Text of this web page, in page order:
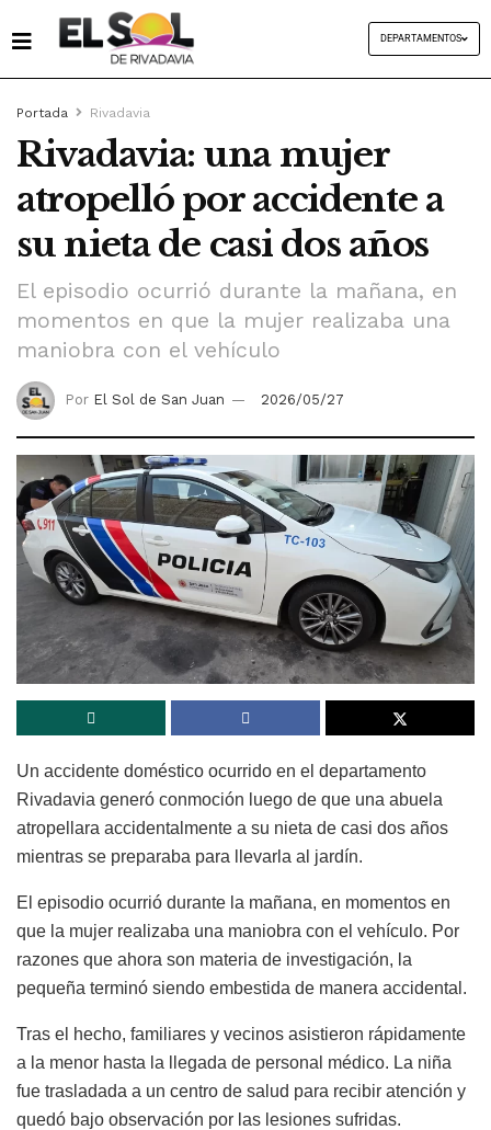
DEPARTAMENTOS
Portada Rivadavia
Rivadavia: una mujer
atropelló por accidente a
su nieta de casi dos años
El episodio ocurrió durante la mañana, en
momentos en que la mujer realizaba una
maniobra con el vehículo
Por El Sol de San Juan 2026/05/27
Un accidente doméstico ocurrido en el departamento
Rivadavia generó conmoción luego de que una abuela
atropellara accidentalmente a su nieta de casi dos años
mientras se preparaba para llevarla al jardín.
El episodio ocurrió durante la mañana, en momentos en
que la mujer realizaba una maniobra con el vehículo. Por
razones que ahora son materia de investigación, la
pequeña terminó siendo embestida de manera accidental.
Tras el hecho, familiares y vecinos asistieron rápidamente
a la menor hasta la llegada de personal médico. La niña
fue trasladada a un centro de salud para recibir atención y
quedó bajo observación por las lesiones sufridas.